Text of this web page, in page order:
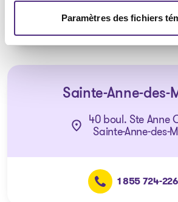
Paramètres des fichiers
1 855 724-
Sainte-Anne-des-
40 boul. Ste Anne
Sainte-Anne-des-
1 855 724-